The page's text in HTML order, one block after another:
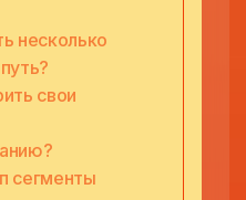
несколько
свои
сегменты